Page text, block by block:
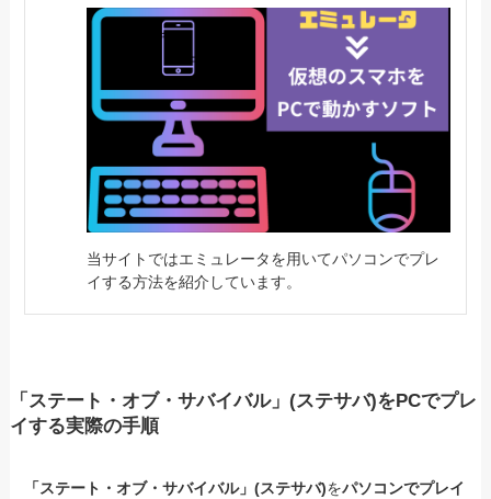
当サイトではエミュレータを用いてパソコンでプレ
イする方法を紹介しています。
「ステート・オブ・サバイバル」(ステサバ)をPCでプレ
イする実際の手順
「ステート・オブ・サバイバル」(ステサバ)をパソコンでプレイ